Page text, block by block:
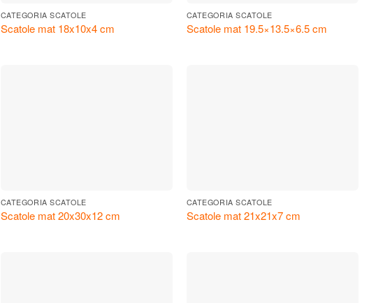
CATEGORIA SCATOLE
Scatole mat 18x10x4 cm
CATEGORIA SCATOLE
Scatole mat 19.5×13.5×6.5 cm
CATEGORIA SCATOLE
Scatole mat 20x30x12 cm
CATEGORIA SCATOLE
Scatole mat 21x21x7 cm